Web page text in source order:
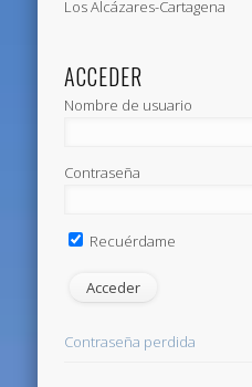
Los Alcázares-Cartagena
ACCEDER
Nombre de usuario
Contraseña
Recuérdame
Contraseña perdida